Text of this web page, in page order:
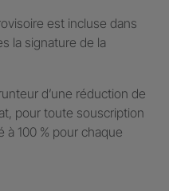
est incluse dans
la signature de la
d’une réduction de
pour toute souscription
à 100 % pour chaque